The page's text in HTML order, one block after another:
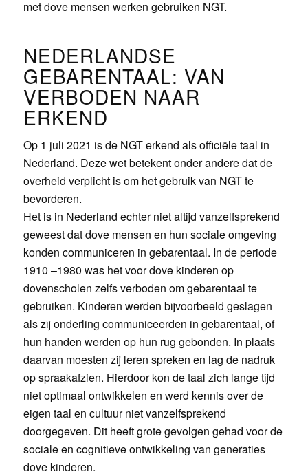
met dove mensen werken gebruiken NGT.
NEDERLANDSE
GEBARENTAAL: VAN
VERBODEN NAAR
ERKEND
Op 1 juli 2021 is de NGT erkend als officiële taal in
Nederland. Deze wet betekent onder andere dat de
overheid verplicht is om het gebruik van NGT te
bevorderen.
Het is in Nederland echter niet altijd vanzelfsprekend
geweest dat dove mensen en hun sociale omgeving
konden communiceren in gebarentaal. In de periode
1910 –1980 was het voor dove kinderen op
dovenscholen zelfs verboden om gebarentaal te
gebruiken. Kinderen werden bijvoorbeeld geslagen
als zij onderling communiceerden in gebarentaal, of
hun handen werden op hun rug gebonden. In plaats
daarvan moesten zij leren spreken en lag de nadruk
op spraakafzien. Hierdoor kon de taal zich lange tijd
niet optimaal ontwikkelen en werd kennis over de
eigen taal en cultuur niet vanzelfsprekend
doorgegeven. Dit heeft grote gevolgen gehad voor de
sociale en cognitieve ontwikkeling van generaties
dove kinderen.